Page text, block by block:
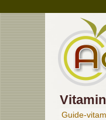
Guide-